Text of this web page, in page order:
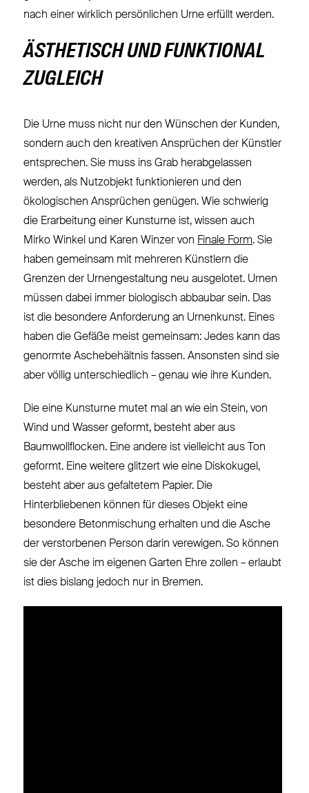
nach einer wirklich persönlichen Urne erfüllt werden.
ÄSTHETISCH UND FUNKTIONAL
ZUGLEICH
Die Urne muss nicht nur den Wünschen der Kunden,
sondern auch den kreativen Ansprüchen der Künstler
entsprechen. Sie muss ins Grab herabgelassen
werden, als Nutzobjekt funktionieren und den
ökologischen Ansprüchen genügen. Wie schwierig
die Erarbeitung einer Kunsturne ist, wissen auch
Mirko Winkel und Karen Winzer von Finale Form. Sie
haben gemeinsam mit mehreren Künstlern die
Grenzen der Urnengestaltung neu ausgelotet. Urnen
müssen dabei immer biologisch abbaubar sein. Das
ist die besondere Anforderung an Urnenkunst. Eines
haben die Gefäße meist gemeinsam: Jedes kann das
genormte Aschebehältnis fassen. Ansonsten sind sie
aber völlig unterschiedlich – genau wie ihre Kunden.
Die eine Kunsturne mutet mal an wie ein Stein, von
Wind und Wasser geformt, besteht aber aus
Baumwollflocken. Eine andere ist vielleicht aus Ton
geformt. Eine weitere glitzert wie eine Diskokugel,
besteht aber aus gefaltetem Papier. Die
Hinterbliebenen können für dieses Objekt eine
besondere Betonmischung erhalten und die Asche
der verstorbenen Person darin verewigen. So können
sie der Asche im eigenen Garten Ehre zollen – erlaubt
ist dies bislang jedoch nur in Bremen.